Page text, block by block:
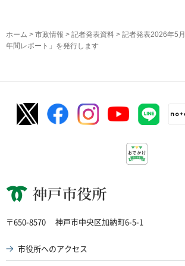
ホーム > 市政情報 > 記者発表資料 > 記者発表2026年5月
年間レポート」を発行します
神戸市役所
〒650-8570 神戸市中央区加納町6-5-1
市役所へのアクセス